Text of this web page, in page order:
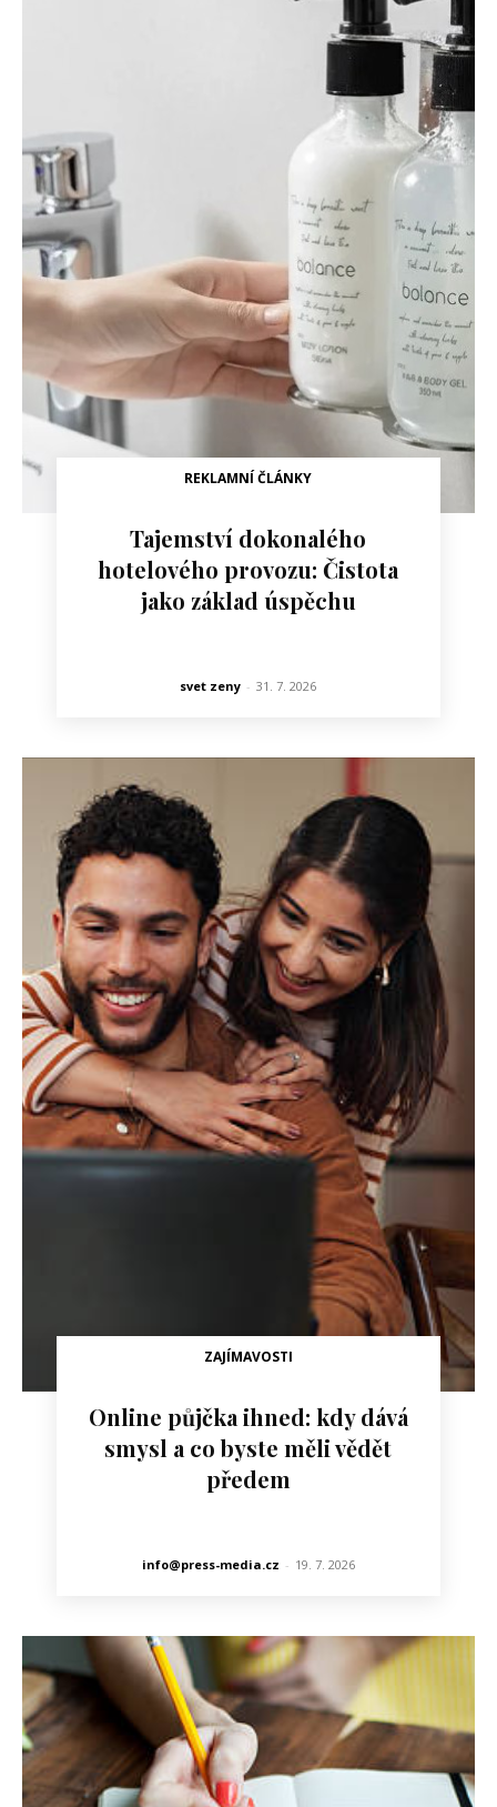
REKLAMNÍ ČLÁNKY
Tajemství dokonalého
hotelového provozu: Čistota
jako základ úspěchu
svet zeny - 31. 7. 2026
ZAJÍMAVOSTI
Online půjčka ihned: kdy dává
smysl a co byste měli vědět
předem
info@press-media.cz - 19. 7. 2026